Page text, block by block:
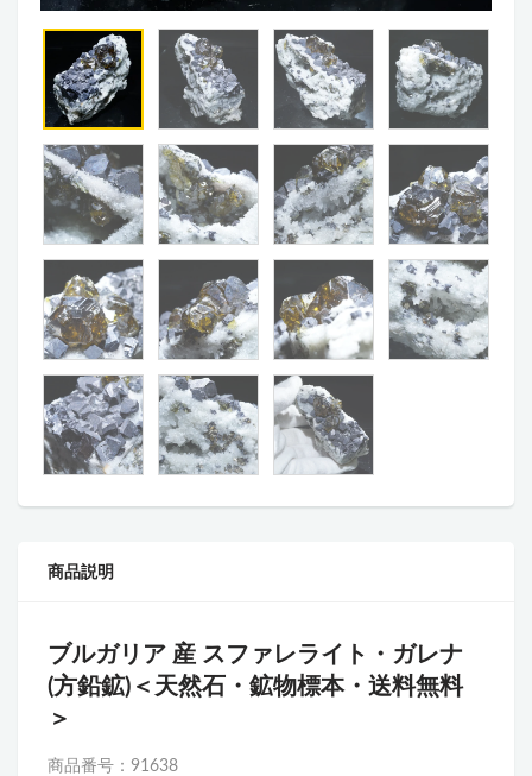
商品説明
ブルガリア 産 スファレライト・ガレナ
(方鉛鉱) ＜天然石・鉱物標本・送料無料
＞
商品番号：91638